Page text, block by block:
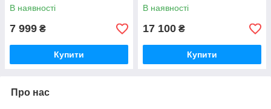
В наявності
7 999 ₴
Купити
В наявності
17 100 ₴
Купити
Про нас